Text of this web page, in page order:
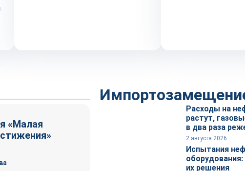
«Малая
Расходы на
растут,
в два раза
2 августа 2026
Испытания
их решения